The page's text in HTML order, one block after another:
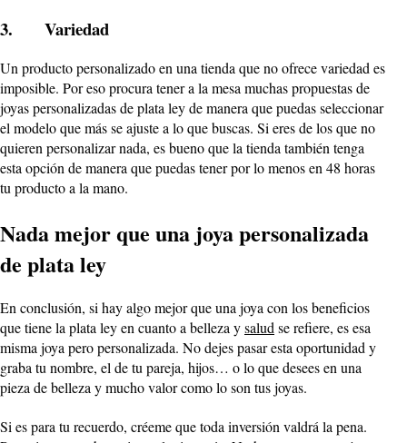
3. Variedad
Un producto personalizado en una tienda que no ofrece variedad es
imposible. Por eso procura tener a la mesa muchas propuestas de
joyas personalizadas de plata ley de manera que puedas seleccionar
el modelo que más se ajuste a lo que buscas. Si eres de los que no
quieren personalizar nada, es bueno que la tienda también tenga
esta opción de manera que puedas tener por lo menos en 48 horas
tu producto a la mano.
Nada mejor que una joya personalizada
de plata ley
En conclusión, si hay algo mejor que una joya con los beneficios
que tiene la plata ley en cuanto a belleza ysalud se refiere, es esa
misma joya pero personalizada. No dejes pasar esta oportunidad y
graba tu nombre, el de tu pareja, hijos… o lo que desees en una
pieza de belleza y mucho valor como lo son tus joyas.
Si es para tu recuerdo, créeme que toda inversión valdrá la pena.